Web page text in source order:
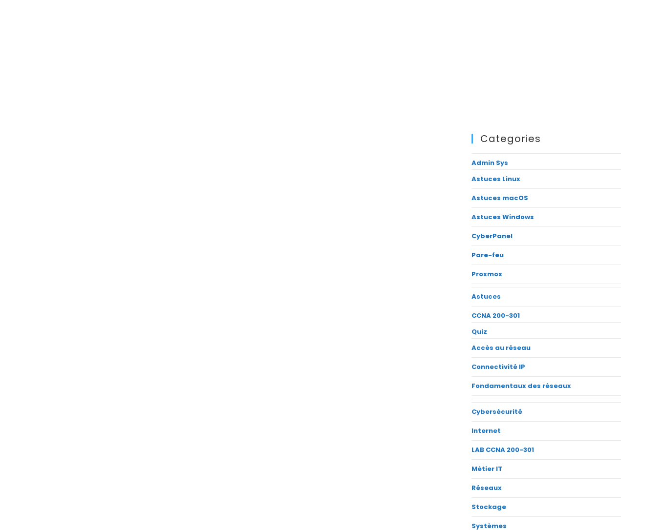
Categories
Admin Sys
Astuces Linux
Astuces macOS
Astuces Windows
CyberPanel
Pare-feu
Proxmox
Astuces
CCNA 200-301
Quiz
Accès au réseau
Connectivité IP
Fondamentaux des réseaux
Cybersécurité
Internet
LAB CCNA 200-301
Métier IT
Réseaux
Stockage
Systèmes